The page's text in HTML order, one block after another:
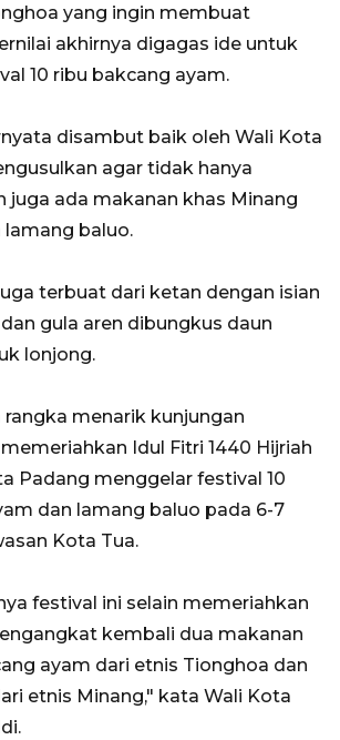
yang ingin membuat
akhirnya digagas ide untuk
10 ribu bakcang ayam.
disambut baik oleh Wali Kota
agar tidak hanya
juga ada makanan khas Minang
baluo.
terbuat dari ketan dengan isian
gula aren dibungkus daun
lonjong.
menarik kunjungan
Idul Fitri 1440 Hijriah
Padang menggelar festival 10
dan lamang baluo pada 6-7
Kota Tua.
festival ini selain memeriahkan
kembali dua makanan
ayam dari etnis Tionghoa dan
etnis Minang," kata Wali Kota